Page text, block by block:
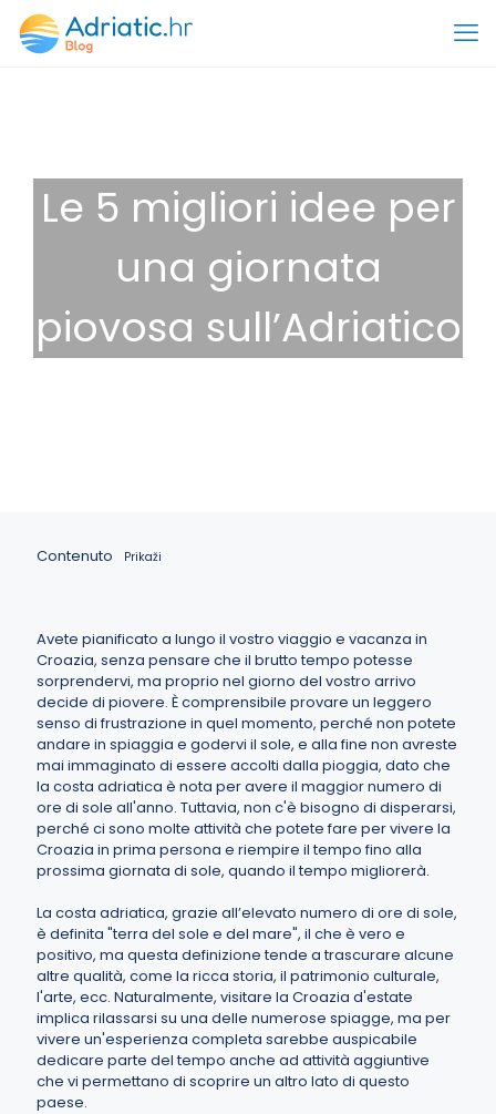
Le 5 migliori idee per
una giornata
piovosa sull’Adriatico
Contenuto Prikaži
Avete pianificato a lungo il vostro viaggio e vacanza in
Croazia, senza pensare che il brutto tempo potesse
sorprendervi, ma proprio nel giorno del vostro arrivo
decide di piovere. È comprensibile provare un leggero
senso di frustrazione in quel momento, perché non potete
andare in spiaggia e godervi il sole, e alla fine non avreste
mai immaginato di essere accolti dalla pioggia, dato che
la costa adriatica è nota per avere il maggior numero di
ore di sole all'anno. Tuttavia, non c'è bisogno di disperarsi,
perché ci sono molte attività che potete fare per vivere la
Croazia in prima persona e riempire il tempo fino alla
prossima giornata di sole, quando il tempo migliorerà.
La costa adriatica, grazie all’elevato numero di ore di sole,
è definita "terra del sole e del mare", il che è vero e
positivo, ma questa definizione tende a trascurare alcune
altre qualità, come la ricca storia, il patrimonio culturale,
l'arte, ecc. Naturalmente, visitare la Croazia d'estate
implica rilassarsi su una delle numerose spiagge, ma per
vivere un'esperienza completa sarebbe auspicabile
dedicare parte del tempo anche ad attività aggiuntive
che vi permettano di scoprire un altro lato di questo
paese.